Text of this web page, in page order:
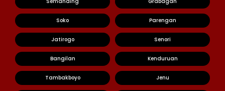
Soko Parengan
Jatirogo Senori
Bangilan Kenduruan
Tambakboyo Jenu